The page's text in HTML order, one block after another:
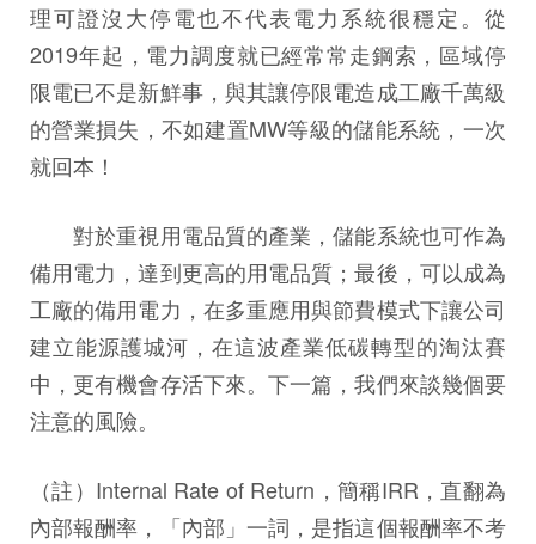
理可證沒大停電也不代表電力系統很穩定。從
2019年起，電力調度就已經常常走鋼索，區域停
限電已不是新鮮事，與其讓停限電造成工廠千萬級
的營業損失，不如建置MW等級的儲能系統，一次
就回本！
對於重視用電品質的產業，儲能系統也可作為
備用電力，達到更高的用電品質；最後，可以成為
工廠的備用電力，在多重應用與節費模式下讓公司
建立能源護城河，在這波產業低碳轉型的淘汰賽
中，更有機會存活下來。下一篇，我們來談幾個要
注意的風險。
（註）Internal Rate of Return，簡稱IRR，直翻為
內部報酬率，「內部」一詞，是指這個報酬率不考